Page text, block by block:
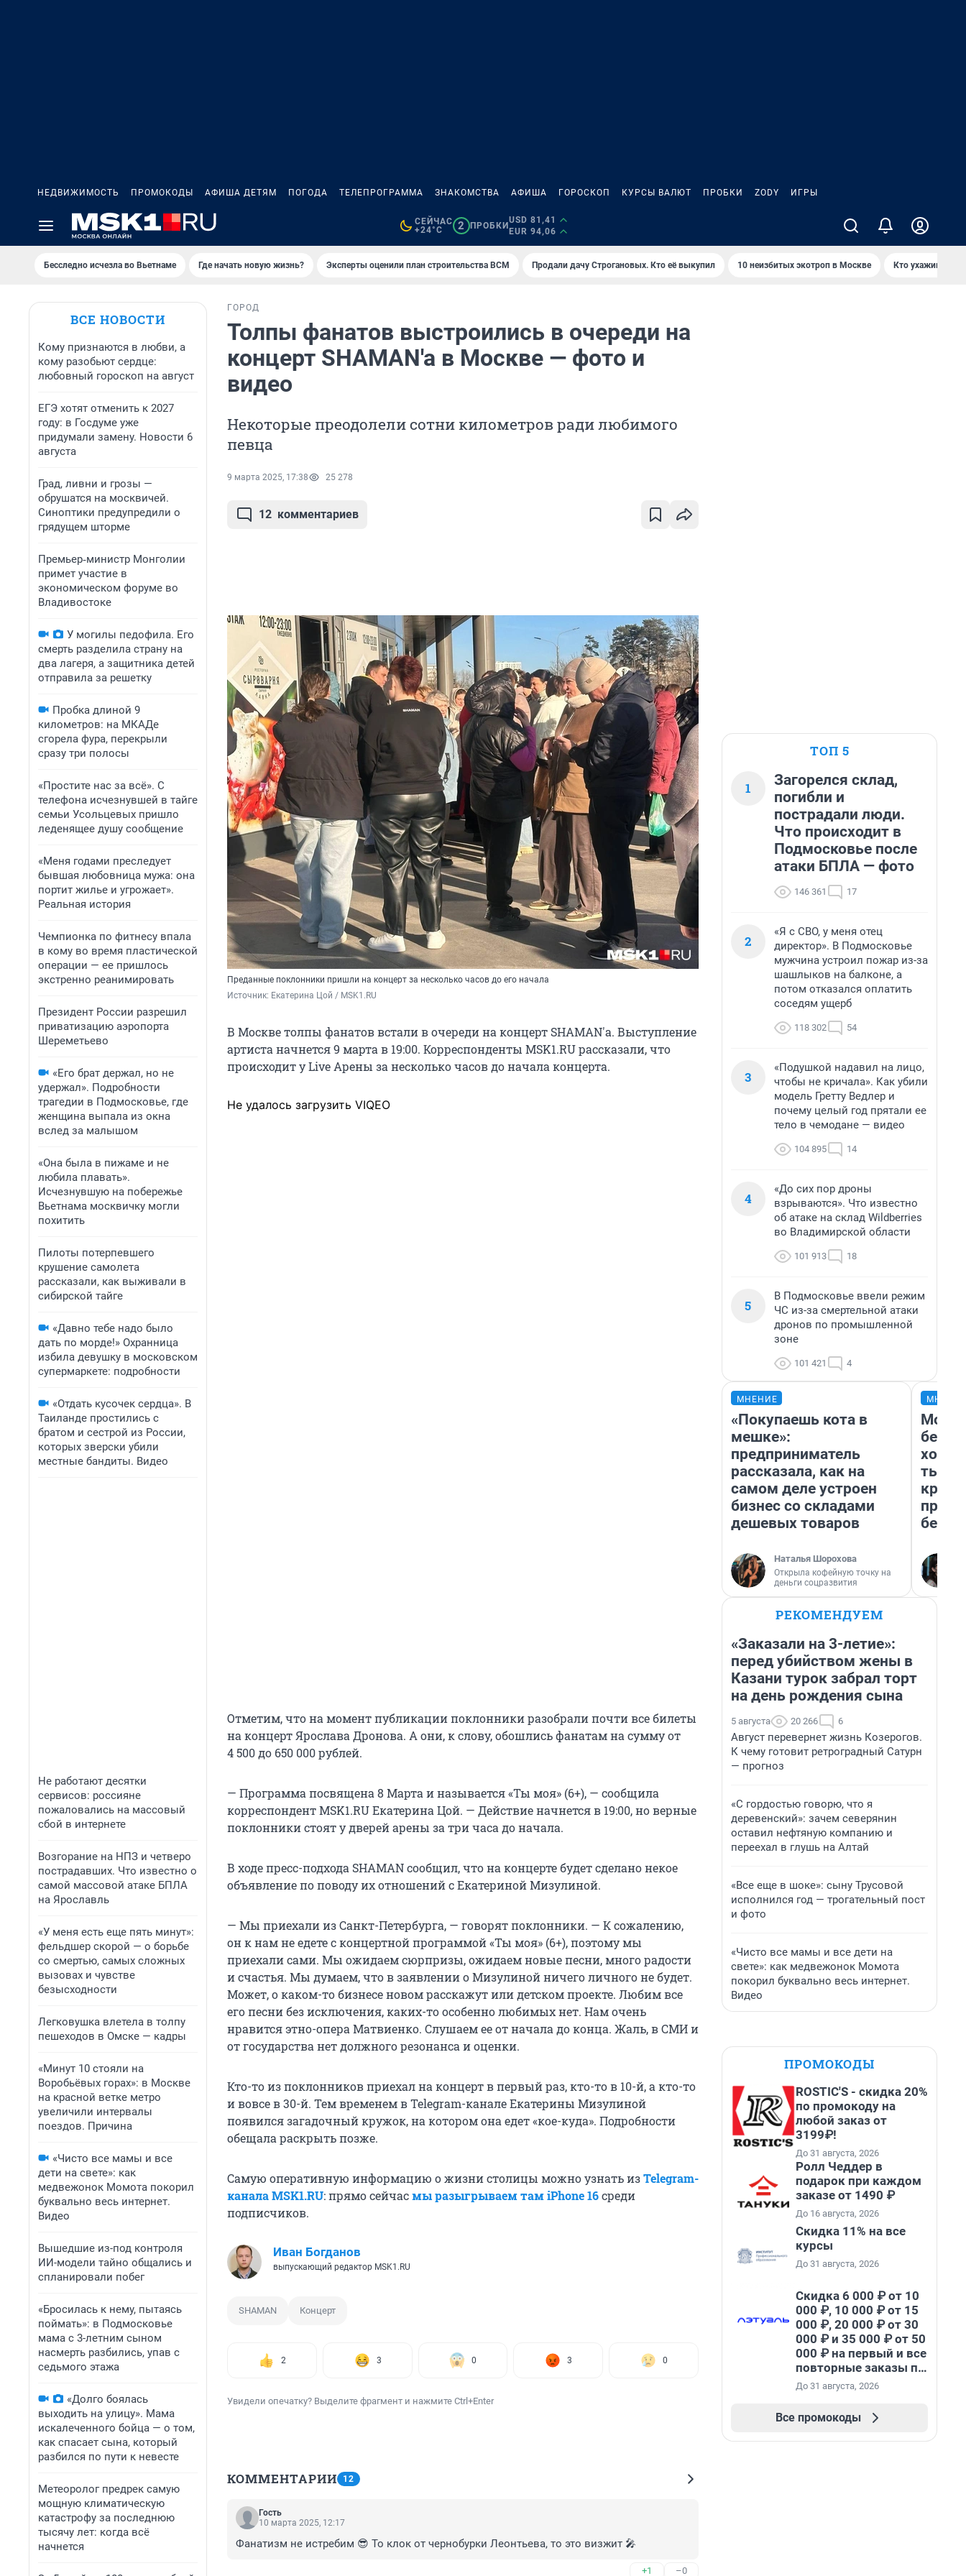
НЕДВИЖИМОСТЬ ПРОМОКОДЫ АФИША ДЕТЯМ ПОГОДА ТЕЛЕПРОГРАММА ЗНАКОМСТВА АФИША ГОРОСКОП КУРСЫ ВАЛЮТ ПРОБКИ ZODY ИГРЫ
СЕЙЧАС
+24°C
2 ПРОБКИ
USD 81,41
EUR 94,06
Бесследно исчезла во Вьетнаме Где начать новую жизнь? Эксперты оценили план строительства ВСМ Продали дачу Строгановых. Кто её выкупил 10 неизбитых экотроп в Москве Кто ухаживает
ВСЕ НОВОСТИ
Кому признаются в любви, а
кому разобьют сердце:
любовный гороскоп на август
ЕГЭ хотят отменить к 2027
году: в Госдуме уже
придумали замену. Новости 6
августа
Град, ливни и грозы —
обрушатся на москвичей.
Синоптики предупредили о
грядущем шторме
Премьер‑министр Монголии
примет участие в
экономическом форуме во
Владивостоке
У могилы педофила. Его
смерть разделила страну на
два лагеря, а защитника детей
отправила за решетку
Пробка длиной 9
километров: на МКАДе
сгорела фура, перекрыли
сразу три полосы
«Простите нас за всё». С
телефона исчезнувшей в тайге
семьи Усольцевых пришло
леденящее душу сообщение
«Меня годами преследует
бывшая любовница мужа: она
портит жилье и угрожает».
Реальная история
Чемпионка по фитнесу впала
в кому во время пластической
операции — ее пришлось
экстренно реанимировать
Президент России разрешил
приватизацию аэропорта
Шереметьево
«Его брат держал, но не
удержал». Подробности
трагедии в Подмосковье, где
женщина выпала из окна
вслед за малышом
«Она была в пижаме и не
любила плавать».
Исчезнувшую на побережье
Вьетнама москвичку могли
похитить
Пилоты потерпевшего
крушение самолета
рассказали, как выживали в
сибирской тайге
«Давно тебе надо было
дать по морде!» Охранница
избила девушку в московском
супермаркете: подробности
«Отдать кусочек сердца». В
Таиланде простились с
братом и сестрой из России,
которых зверски убили
местные бандиты. Видео
Не работают десятки
сервисов: россияне
пожаловались на массовый
сбой в интернете
Возгорание на НПЗ и четверо
пострадавших. Что известно о
самой массовой атаке БПЛА
на Ярославль
«У меня есть еще пять минут»:
фельдшер скорой — о борьбе
со смертью, самых сложных
вызовах и чувстве
безысходности
Легковушка влетела в толпу
пешеходов в Омске — кадры
«Минут 10 стояли на
Воробьёвых горах»: в Москве
на красной ветке метро
увеличили интервалы
поездов. Причина
«Чисто все мамы и все
дети на свете»: как
медвежонок Момота покорил
буквально весь интернет.
Видео
Вышедшие из-под контроля
ИИ-модели тайно общались и
спланировали побег
«Бросилась к нему, пытаясь
поймать»: в Подмосковье
мама с 3-летним сыном
насмерть разбились, упав с
седьмого этажа
«Долго боялась
выходить на улицу». Мама
искалеченного бойца — о том,
как спасает сына, который
разбился по пути к невесте
Метеоролог предрек самую
мощную климатическую
катастрофу за последнюю
тысячу лет: когда всё
начнется
ГОРОД
Толпы фанатов выстроились в очереди на
концерт SHAMAN'a в Москве — фото и
видео
Некоторые преодолели сотни километров ради любимого
певца
9 марта 2025, 17:38 25 278
12 комментариев
Преданные поклонники пришли на концерт за несколько часов до его начала
Источник: Екатерина Цой / MSK1.RU
В Москве толпы фанатов встали в очереди на концерт SHAMAN'а. Выступление
артиста начнется 9 марта в 19:00. Корреспонденты MSK1.RU рассказали, что
происходит у Live Арены за несколько часов до начала концерта.
Не удалось загрузить VIQEO
Отметим, что на момент публикации поклонники разобрали почти все билеты
на концерт Ярослава Дронова. А они, к слову, обошлись фанатам на сумму от
4 500 до 650 000 рублей.
— Программа посвящена 8 Марта и называется «Ты моя» (6+), — сообщила
корреспондент MSK1.RU Екатерина Цой. — Действие начнется в 19:00, но верные
поклонники стоят у дверей арены за три часа до начала.
В ходе пресс-подхода SHAMAN сообщил, что на концерте будет сделано некое
объявление по поводу их отношений с Екатериной Мизулиной.
— Мы приехали из Санкт-Петербурга, — говорят поклонники. — К сожалению,
он к нам не едете с концертной программой «Ты моя» (6+), поэтому мы
приехали сами. Мы ожидаем сюрпризы, ожидаем новые песни, много радости
и счастья. Мы думаем, что в заявлении о Мизулиной ничего личного не будет.
Может, о каком-то бизнесе новом расскажут или детском проекте. Любим все
его песни без исключения, каких-то особенно любимых нет. Нам очень
нравится этно-опера Матвиенко. Слушаем ее от начала до конца. Жаль, в СМИ и
от государства нет должного резонанса и оценки.
Кто-то из поклонников приехал на концерт в первый раз, кто-то в 10-й, а кто-то
и вовсе в 30-й. Тем временем в Telegram-канале Екатерины Мизулиной
появился загадочный кружок, на котором она едет «кое-куда». Подробности
обещала раскрыть позже.
Самую оперативную информацию о жизни столицы можно узнать изTelegram-
канала MSK1.RU: прямо сейчасмы разыгрываем там iPhone 16среди
подписчиков.
Иван Богданов
выпускающий редактор MSK1.RU
SHAMAN Концерт
2 3 0 3 0
Увидели опечатку? Выделите фрагмент и нажмите Ctrl+Enter
КОММЕНТАРИИ 12
Гость
10 марта 2025, 12:17
Фанатизм не истребим 😎 То клок от чернобурки Леонтьева, то это визжит 🎤
+1 –0
ТОП 5
1
Загорелся склад,
погибли и
пострадали люди.
Что происходит в
Подмосковье после
атаки БПЛА — фото
146 361 17
2
«Я с СВО, у меня отец
директор». В Подмосковье
мужчина устроил пожар из-за
шашлыков на балконе, а
потом отказался оплатить
соседям ущерб
118 302 54
3
«Подушкой надавил на лицо,
чтобы не кричала». Как убили
модель Гретту Ведлер и
почему целый год прятали ее
тело в чемодане — видео
104 895 14
4
«До сих пор дроны
взрываются». Что известно
об атаке на склад Wildberries
во Владимирской области
101 913 18
5
В Подмосковье ввели режим
ЧС из-за смертельной атаки
дронов по промышленной
зоне
101 421 4
МНЕНИЕ
«Покупаешь кота в
мешке»:
предприниматель
рассказала, как на
самом деле устроен
бизнес со складами
дешевых товаров
Наталья Шорохова
Открыла кофейную точку на
деньги соцразвития
Мой
РЕКОМЕНДУЕМ
«Заказали на 3-летие»:
перед убийством жены в
Казани турок забрал торт
на день рождения сына
5 августа 20 266 6
Август перевернет жизнь Козерогов.
К чему готовит ретроградный Сатурн
— прогноз
«С гордостью говорю, что я
деревенский»: зачем северянин
оставил нефтяную компанию и
переехал в глушь на Алтай
«Все еще в шоке»: сыну Трусовой
исполнился год — трогательный пост
и фото
«Чисто все мамы и все дети на
свете»: как медвежонок Момота
покорил буквально весь интернет.
Видео
ПРОМОКОДЫ
ROSTIC'S - скидка 20%
по промокоду на
любой заказ от
3199₽!
До 31 августа, 2026
Ролл Чеддер в
подарок при каждом
заказе от 1490 ₽
До 16 августа, 2026
Скидка 11% на все
курсы
До 31 августа, 2026
Скидка 6 000 ₽ от 10
000 ₽, 10 000 ₽ от 15
000 ₽, 20 000 ₽ от 30
000 ₽ и 35 000 ₽ от 50
000 ₽ на первый и все
повторные заказы по
промокоду НАБЕРИ
До 31 августа, 2026
Все промокоды